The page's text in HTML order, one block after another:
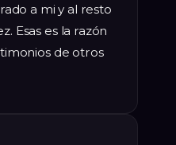
a mi y al resto
Esas es la razón
de otros